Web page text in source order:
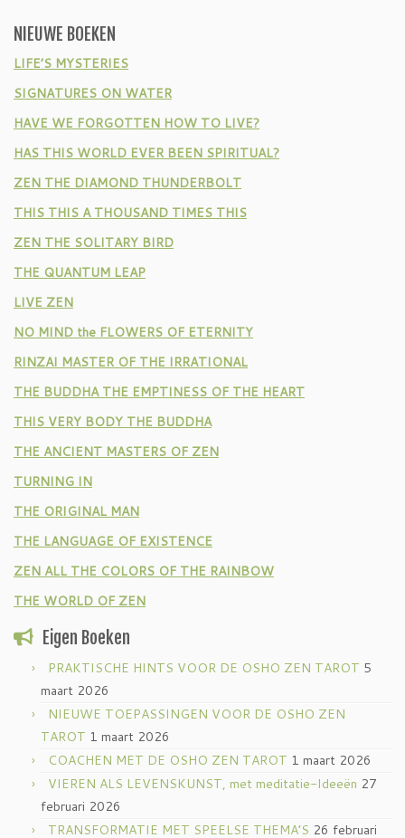
NIEUWE BOEKEN
LIFE’S MYSTERIES
SIGNATURES ON WATER
HAVE WE FORGOTTEN HOW TO LIVE?
HAS THIS WORLD EVER BEEN SPIRITUAL?
ZEN THE DIAMOND THUNDERBOLT
THIS THIS A THOUSAND TIMES THIS
ZEN THE SOLITARY BIRD
THE QUANTUM LEAP
LIVE ZEN
NO MIND the FLOWERS OF ETERNITY
RINZAI MASTER OF THE IRRATIONAL
THE BUDDHA THE EMPTINESS OF THE HEART
THIS VERY BODY THE BUDDHA
THE ANCIENT MASTERS OF ZEN
TURNING IN
THE ORIGINAL MAN
THE LANGUAGE OF EXISTENCE
ZEN ALL THE COLORS OF THE RAINBOW
THE WORLD OF ZEN
Eigen Boeken
PRAKTISCHE HINTS VOOR DE OSHO ZEN TAROT 5
maart 2026
NIEUWE TOEPASSINGEN VOOR DE OSHO ZEN
TAROT 1 maart 2026
COACHEN MET DE OSHO ZEN TAROT 1 maart 2026
VIEREN ALS LEVENSKUNST, met meditatie-Ideeën 27
februari 2026
TRANSFORMATIE MET SPEELSE THEMA’S 26 februari